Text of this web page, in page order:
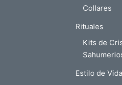
Collares
Rituales
Kits de
Estilo de Vida